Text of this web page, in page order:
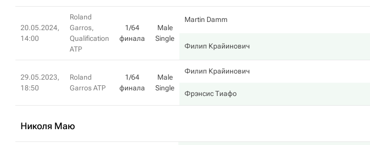
20.05.2024,
14:00
Roland
Garros,
Qualification
ATP
1/64
финала
Male
Single
Martin Damm
Филип Крайинович
29.05.2023,
18:50
Roland
Garros ATP
1/64
финала
Male
Single
Филип Крайинович
Фрэнсис Тиафо
Николя Маю